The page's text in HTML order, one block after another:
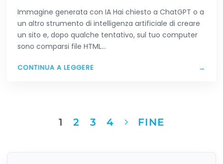
Immagine generata con IA Hai chiesto a ChatGPT o a
un altro strumento di intelligenza artificiale di creare
un sito e, dopo qualche tentativo, sul tuo computer
sono comparsi file HTML…
CONTINUA A LEGGERE →
1 2 3 4 FINE